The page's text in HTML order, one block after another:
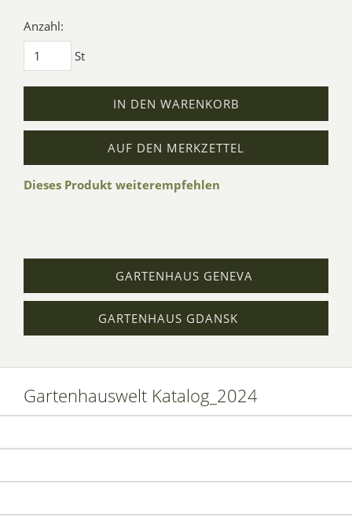
Anzahl:
St
IN DEN WARENKORB
AUF DEN MERKZETTEL
Dieses Produkt weiterempfehlen
GARTENHAUS GENEVA
GARTENHAUS GDANSK
Gartenhauswelt Katalog_2024